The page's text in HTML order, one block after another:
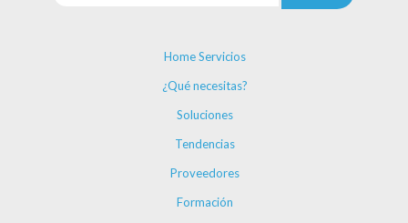
Home Servicios
¿Qué necesitas?
Soluciones
Tendencias
Proveedores
Formación